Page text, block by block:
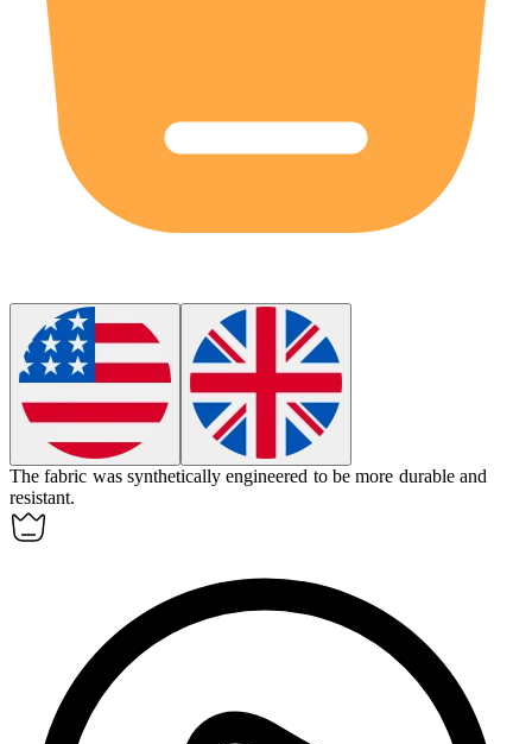
The fabric was synthetically engineered to be more durable and
resistant.